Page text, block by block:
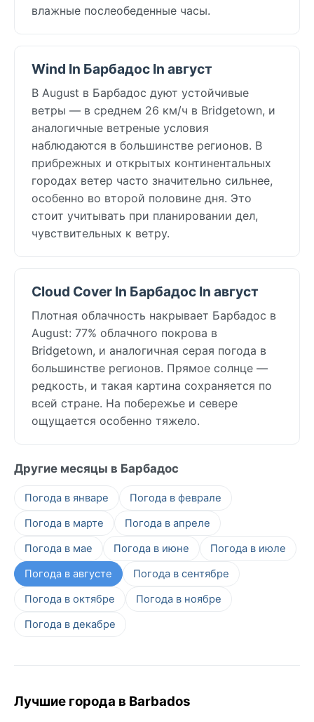
влажные послеобеденные часы.
Wind In Барбадос In август
В August в Барбадос дуют устойчивые
ветры — в среднем 26 км/ч в Bridgetown, и
аналогичные ветреные условия
наблюдаются в большинстве регионов. В
прибрежных и открытых континентальных
городах ветер часто значительно сильнее,
особенно во второй половине дня. Это
стоит учитывать при планировании дел,
чувствительных к ветру.
Cloud Cover In Барбадос In август
Плотная облачность накрывает Барбадос в
August: 77% облачного покрова в
Bridgetown, и аналогичная серая погода в
большинстве регионов. Прямое солнце —
редкость, и такая картина сохраняется по
всей стране. На побережье и севере
ощущается особенно тяжело.
Другие месяцы в Барбадос
Погода в январе
Погода в феврале
Погода в марте
Погода в апреле
Погода в мае
Погода в июне
Погода в июле
Погода в августе
Погода в сентябре
Погода в октябре
Погода в ноябре
Погода в декабре
Лучшие города в Barbados